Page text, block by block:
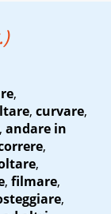
,
, curvare,
, andare in
,
,
, filmare,
,